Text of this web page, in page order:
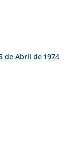
de Abril de 1974